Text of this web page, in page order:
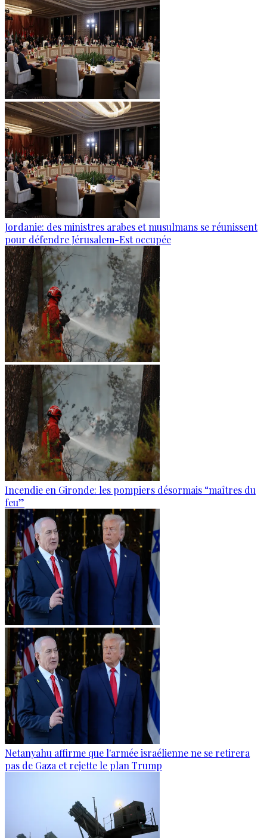
Jordanie: des ministres arabes et musulmans se réunissent
pour défendre Jérusalem-Est occupée
Incendie en Gironde: les pompiers désormais “maîtres du
feu”
Netanyahu affirme que l'armée israélienne ne se retirera
pas de Gaza et rejette le plan Trump